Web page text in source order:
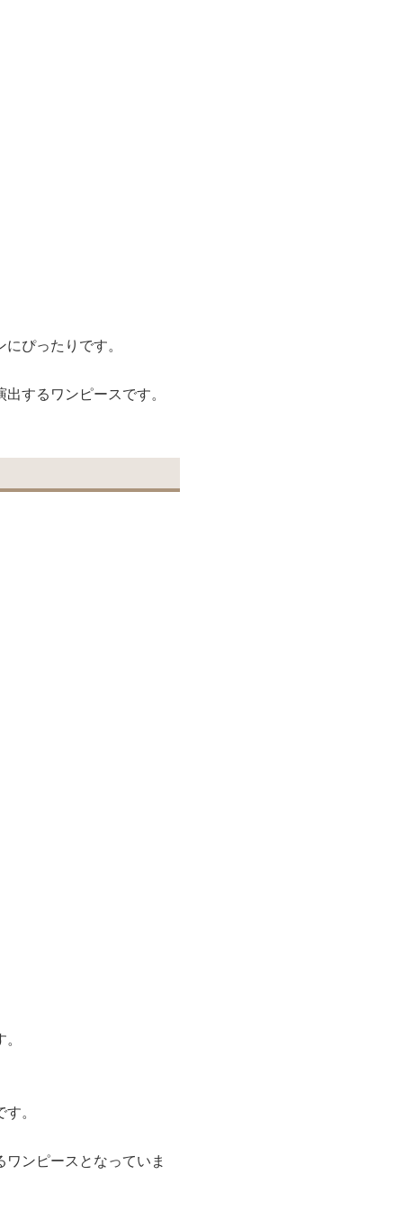
ぴったりです。
するワンピースです。
。
ンピースとなっていま